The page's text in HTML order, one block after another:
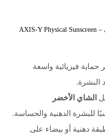
اكسيس واي واقي الشمس الفيزيائي – AXIS-Y Physical Sunscreen
حماية فيزيائية واسعة
البشرة.
الشاي الأخضر
للبشرة الدهنية والحساسة.
دهنية أو بيضاء على